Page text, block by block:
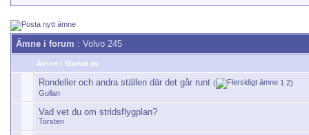
Ämne i forum : Volvo 245
Ämne / Startat av
Rondeller och andra ställen där det går runt ( 1 2)
Gullan
Vad vet du om stridsflygplan?
Torsten